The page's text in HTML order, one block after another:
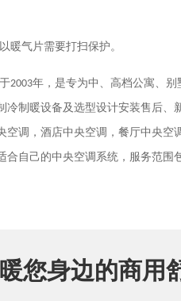
暖气片需要打扫保护。
2003年，是专为中、高档公寓、
冷制暖设备及选型设计安装售后
调，酒店中央空调，餐厅中央
合自己的中央空调系统，服务范
您身边的商用